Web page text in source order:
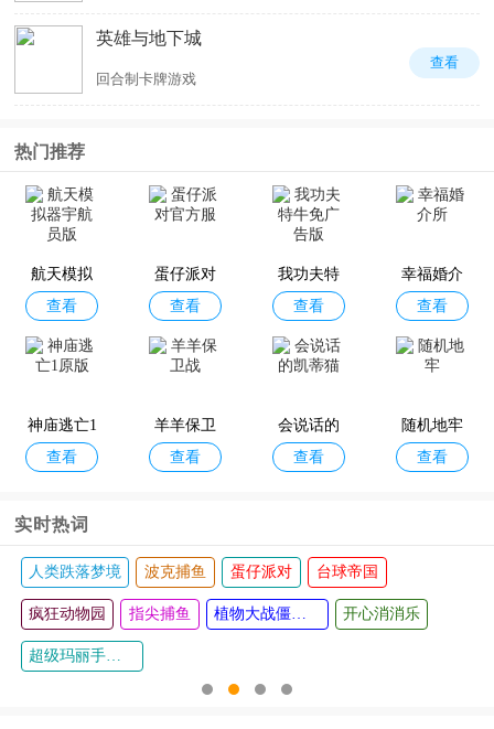
英雄与地下城
回合制卡牌游戏
查看
热门推荐
航天模拟
器宇航员
版
查看
蛋仔派对
官方服
查看
我功夫特
牛免广告
版
查看
幸福婚介
所
查看
神庙逃亡1
原版
查看
羊羊保卫
战
查看
会说话的
凯蒂猫
查看
随机地牢
查看
实时热词
人类跌落梦境 波克捕鱼 蛋仔派对 台球帝国
疯狂动物园 指尖捕鱼 植物大战僵尸西游版 开心消消乐
超级玛丽手机版